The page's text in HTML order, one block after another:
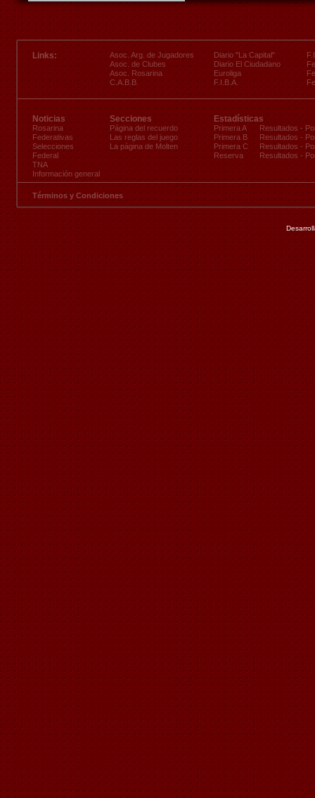
Links:
Asoc. Arg. de Jugadores
Asoc. de Clubes
Asoc. Rosarina
C.A.B.B.
Diario "La Capital"
Diario El Ciudadano
Euroliga
F.I.B.A.
Noticias
Rosarina
Federativas
Selecciones
Federal
TNA
Información general
Secciones
Página del recuerdo
Las reglas del juego
La página de Molten
Estadísticas
Primera A
Primera B
Primera C
Reserva
Resultados -
Resultados -
Resultados -
Resultados -
Términos y Condiciones